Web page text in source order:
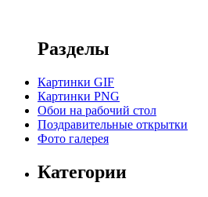
Разделы
Картинки GIF
Картинки PNG
Обои на рабочий стол
Поздравительные открытки
Фото галерея
Категории